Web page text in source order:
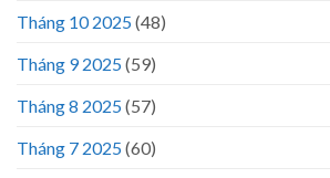
Tháng 10 2025(48)
Tháng 9 2025(59)
Tháng 8 2025(57)
Tháng 7 2025(60)